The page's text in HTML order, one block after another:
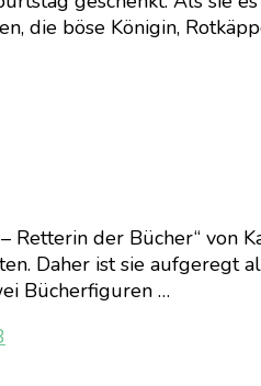
die böse Königin,
Retterin der Bücher“
Daher ist sie
Bücherfiguren …